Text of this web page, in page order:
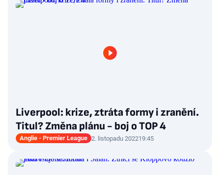
Liverpool: krize, ztráta formy i zranění.
Titul? Změna plánu - boj o TOP 4
Anglie - Premier League 2. listopadu 202219:45